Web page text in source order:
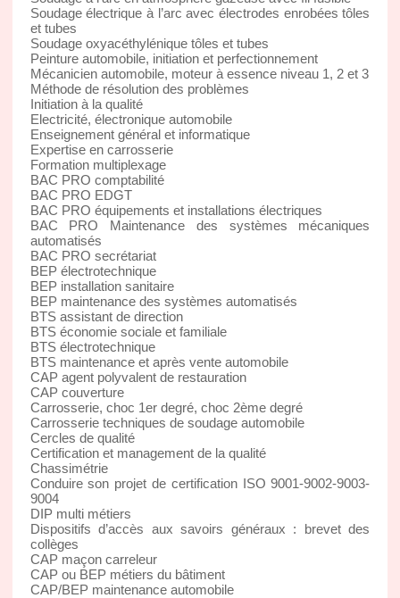
Soudage électrique à l’arc avec électrodes enrobées tôles
et tubes
Soudage oxyacéthylénique tôles et tubes
Peinture automobile, initiation et perfectionnement
Mécanicien automobile, moteur à essence niveau 1, 2 et 3
Méthode de résolution des problèmes
Initiation à la qualité
Electricité, électronique automobile
Enseignement général et informatique
Expertise en carrosserie
Formation multiplexage
BAC PRO comptabilité
BAC PRO EDGT
BAC PRO équipements et installations électriques
BAC PRO Maintenance des systèmes mécaniques
automatisés
BAC PRO secrétariat
BEP électrotechnique
BEP installation sanitaire
BEP maintenance des systèmes automatisés
BTS assistant de direction
BTS économie sociale et familiale
BTS électrotechnique
BTS maintenance et après vente automobile
CAP agent polyvalent de restauration
CAP couverture
Carrosserie, choc 1er degré, choc 2ème degré
Carrosserie techniques de soudage automobile
Cercles de qualité
Certification et management de la qualité
Chassimétrie
Conduire son projet de certification ISO 9001-9002-9003-
9004
DIP multi métiers
Dispositifs d’accès aux savoirs généraux : brevet des
collèges
CAP maçon carreleur
CAP ou BEP métiers du bâtiment
CAP/BEP maintenance automobile